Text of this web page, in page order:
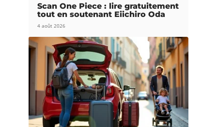
Scan One Piece : lire gratuitement
tout en soutenant Eiichiro Oda
4 août 2026